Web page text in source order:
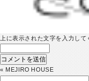
上に表示された文字を入力して
« MEJIRO HOUSE